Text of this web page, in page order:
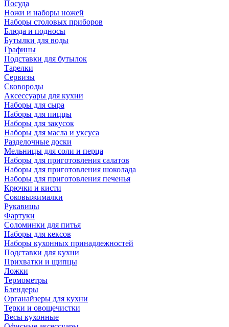
Посуда
Ножи и наборы ножей
Наборы столовых приборов
Блюда и подносы
Бутылки для воды
Графины
Подставки для бутылок
Тарелки
Сервизы
Сковороды
Аксессуары для кухни
Наборы для сыра
Наборы для пиццы
Наборы для закусок
Наборы для масла и уксуса
Разделочные доски
Мельницы для соли и перца
Наборы для приготовления салатов
Наборы для приготовления шоколада
Наборы для приготовления печенья
Крючки и кисти
Соковыжималки
Рукавицы
Фартуки
Соломинки для питья
Наборы для кексов
Наборы кухонных принадлежностей
Подставки для кухни
Прихватки и щипцы
Ложки
Термометры
Блендеры
Органайзеры для кухни
Терки и овощечистки
Весы кухонные